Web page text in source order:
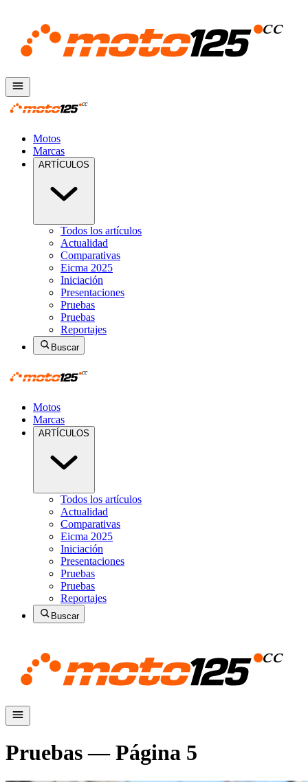
Motos
Marcas
ARTÍCULOS
Todos los artículos
Actualidad
Comparativas
Eicma 2025
Iniciación
Presentaciones
Pruebas
Pruebas
Reportajes
Buscar
Motos
Marcas
ARTÍCULOS
Todos los artículos
Actualidad
Comparativas
Eicma 2025
Iniciación
Presentaciones
Pruebas
Pruebas
Reportajes
Buscar
Pruebas— Página 5